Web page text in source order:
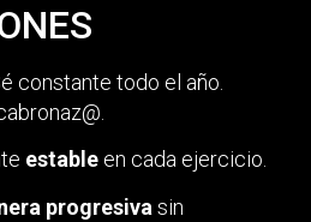
constante todo el año.
estable en cada ejercicio.
progresiva sin